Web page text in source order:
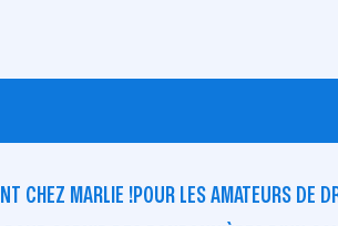
CHEZ MARLIE !POUR LES AMATEURS DE